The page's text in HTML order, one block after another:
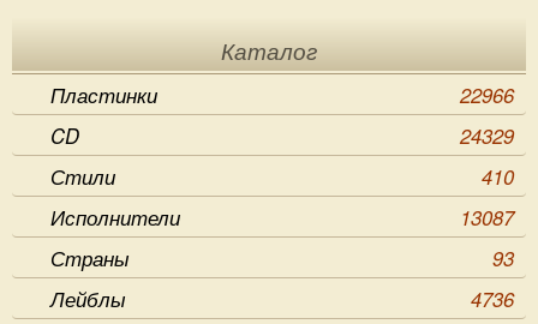
Каталог
Пластинки
22966
CD
24329
Стили
410
Исполнители
13087
Страны
93
Лейблы
4736